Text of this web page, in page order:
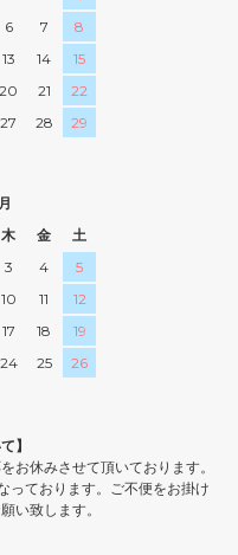
6 7
8
13 14
15
20 21
22
27 28
29
木 金
土
3 4
5
10 11
12
17 18
19
24 25
26
】
お休みさせて頂いております。
っております。ご不便をお掛け
い致します。